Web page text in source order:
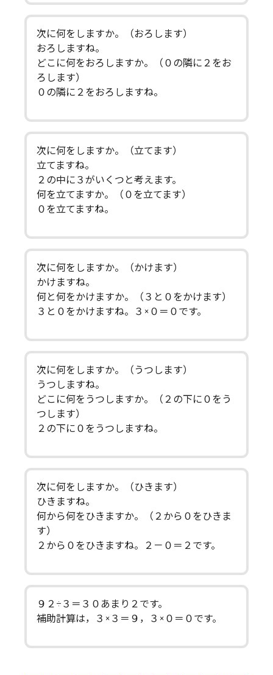
次に何をしますか。（おろします）
おろしますね。
どこに何をおろしますか。（０の隣に２をお
ろします）
０の隣に２をおろしますね。
次に何をしますか。（立てます）
立てますね。
２の中に３がいくつと考えます。
何を立てますか。（０を立てます）
０を立てますね。
次に何をしますか。（かけます）
かけますね。
何と何をかけますか。（３と０をかけます）
３と０をかけますね。３×０＝０です。
次に何をしますか。（うつします）
うつしますね。
どこに何をうつしますか。（２の下に０をう
つします）
２の下に０をうつしますね。
次に何をしますか。（ひきます）
ひきますね。
何から何をひきますか。（２から０をひきま
す）
２から０をひきますね。２－０＝２です。
９２÷３＝３０あまり２です。
補助計算は，３×３＝９，３×０＝０です。